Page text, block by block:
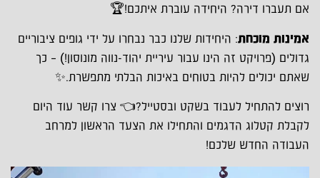
אם תעברו דירה? היחידה עוברת איתכם!🏆
אמינות מוכחת: היחידות שלנו כבר נבחרו על ידי גופים ציבוריים
גדולים (פרויקט זה הינו עבור עיריית יהוד-נווה מונוסון!) – כך
שאתם יכולים להיות בטוחים באיכות הבלתי מתפשרת.✨
רוצים להתחיל לעבוד בשקט ובסטייל?👈 צרו קשר עוד היום
לקבלת קטלוג הדגמים והתחילו את הצעד הראשון למרחב
העבודה החדש שלכם!